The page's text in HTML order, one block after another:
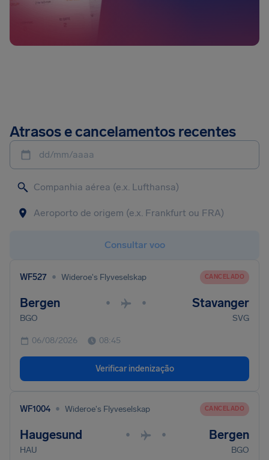
Atrasos e cancelamentos recentes
dd/mm/aaaa
Consultar voo
WF527 • Wideroe's Flyveselskap CANCELADO
Bergen • • Stavanger
BGO SVG
06/08/2026 08:45
Verificar indenização
WF1004 • Wideroe's Flyveselskap CANCELADO
Haugesund • • Bergen
HAU BGO